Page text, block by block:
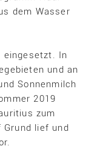
dem Wasser
eingesetzt. In
und an
Sonnenmilch
2019
zum
lief und